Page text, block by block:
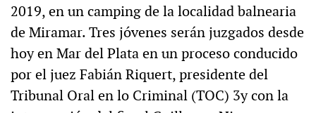
2019, en un camping de la localidad balnearia
de Miramar. Tres jóvenes serán juzgados desde
hoy en Mar del Plata en un proceso conducido
por el juez Fabián Riquert, presidente del
Tribunal Oral en lo Criminal (TOC) 3y con la